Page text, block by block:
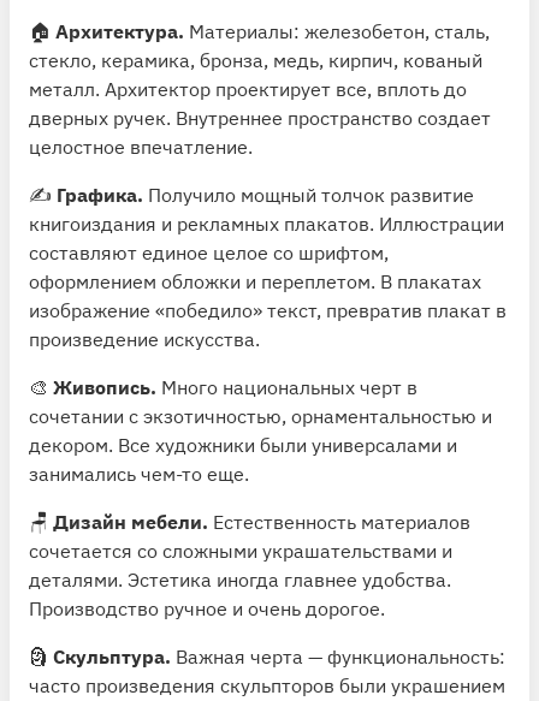
🏠 Архитектура. Материалы: железобетон, сталь,
стекло, керамика, бронза, медь, кирпич, кованый
металл. Архитектор проектирует все, вплоть до
дверных ручек. Внутреннее пространство создает
целостное впечатление.
✍️ Графика. Получило мощный толчок развитие
книгоиздания и рекламных плакатов. Иллюстрации
составляют единое целое со шрифтом,
оформлением обложки и переплетом. В плакатах
изображение «победило» текст, превратив плакат в
произведение искусства.
🎨 Живопись. Много национальных черт в
сочетании с экзотичностью, орнаментальностью и
декором. Все художники были универсалами и
занимались чем-то еще.
🪑 Дизайн мебели. Естественность материалов
сочетается со сложными украшательствами и
деталями. Эстетика иногда главнее удобства.
Производство ручное и очень дорогое.
🗿 Скульптура. Важная черта — функциональность:
часто произведения скульпторов были украшением